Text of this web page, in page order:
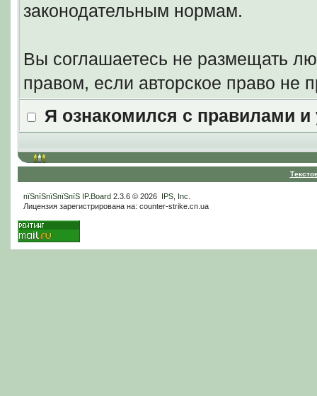
законодательным нормам.
Вы соглашаетесь не размещать
правом, если авторское право
Я ознакомился с правилами
пїЅпїЅпїЅпїЅпїЅ IP.Board2.3.6 © 2026 IPS, Inc
Лицензия зарегистрирована на: counter-strike.cn.ua